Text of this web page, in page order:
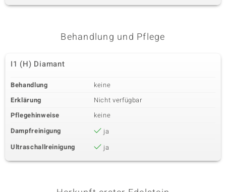
Behandlung und Pflege
I1 (H) Diamant
Behandlung
keine
Erklärung
Nicht verfügbar
Pflegehinweise
keine
Dampfreinigung
ja
Ultraschallreinigung
ja